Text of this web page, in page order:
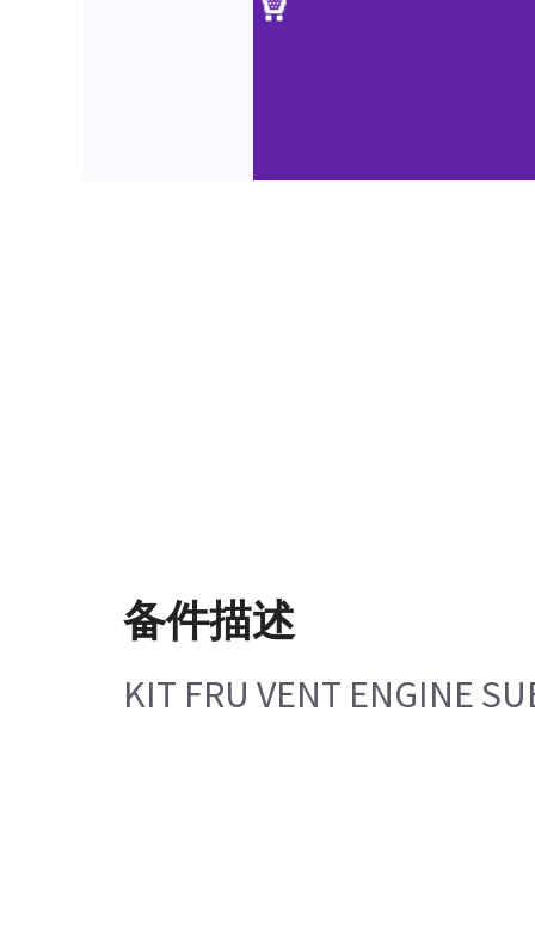
备件描述
KIT FRU VENT ENGINE